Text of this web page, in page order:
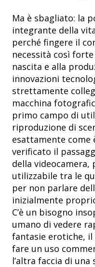
Ma è sbagliato: la
integrante della
perché fingere il
necessità così
nascita e alla
innovazioni
strettamente
macchina
primo campo di
riproduzione di
esattamente come
verificato il
della videocamera,
utilizzabile tra le
per non parlare
inizialmente
C’è un bisogno
umano di vedere
fantasie erotiche,
fare un uso
l’altra faccia di una